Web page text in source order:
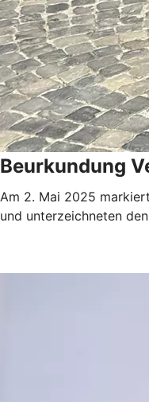
Beurkundung
Am 2. Mai 2025
und unterzeichneten